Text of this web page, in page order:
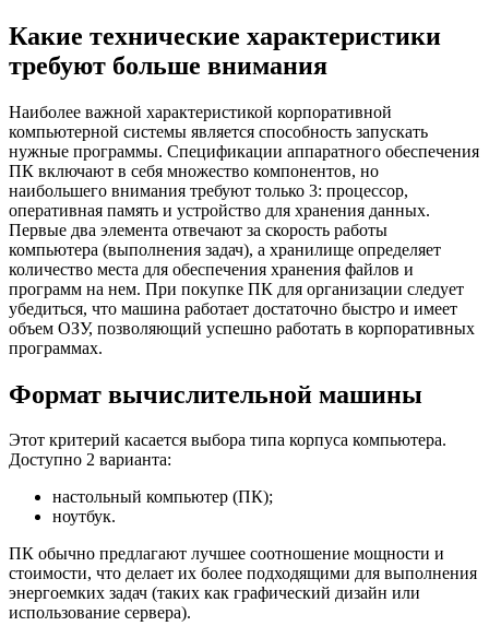
Какие технические характеристики
требуют больше внимания
Наиболее важной характеристикой корпоративной
компьютерной системы является способность запускать
нужные программы. Спецификации аппаратного обеспечения
ПК включают в себя множество компонентов, но
наибольшего внимания требуют только 3: процессор,
оперативная память и устройство для хранения данных.
Первые два элемента отвечают за скорость работы
компьютера (выполнения задач), а хранилище определяет
количество места для обеспечения хранения файлов и
программ на нем. При покупке ПК для организации следует
убедиться, что машина работает достаточно быстро и имеет
объем ОЗУ, позволяющий успешно работать в корпоративных
программах.
Формат вычислительной машины
Этот критерий касается выбора типа корпуса компьютера.
Доступно 2 варианта:
настольный компьютер (ПК);
ноутбук.
ПК обычно предлагают лучшее соотношение мощности и
стоимости, что делает их более подходящими для выполнения
энергоемких задач (таких как графический дизайн или
использование сервера).